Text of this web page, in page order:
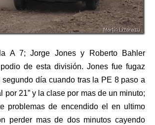
A 7; Jorge Jones y Roberto Bahler
de esta división. Jones fue fugaz
segundo día cuando tras la PE 8 paso a
por 21” y la clase por mas de un minuto;
problemas de encendido el en ultimo
perder mas de dos minutos cayendo